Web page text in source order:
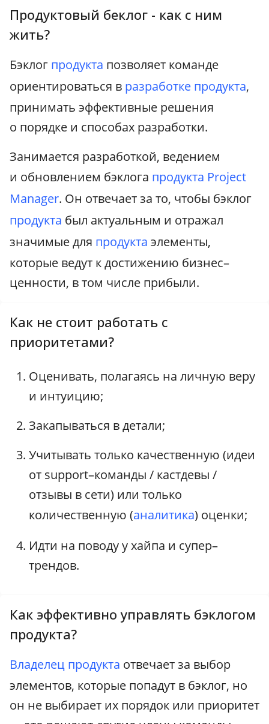
Продуктовый беклог - как с ним
жить?
Бэклог продукта позволяет команде
ориентироваться в разработке продукта,
принимать эффективные решения
о порядке и способах разработки.
Занимается разработкой, ведением
и обновлением бэклога продукта Project
Manager. Он отвечает за то, чтобы бэклог
продукта был актуальным и отражал
значимые для продукта элементы,
которые ведут к достижению бизнес–
ценности, в том числе прибыли.
Как не стоит работать с
приоритетами?
Оценивать, полагаясь на личную веру
и интуицию;
Закапываться в детали;
Учитывать только качественную (идеи
от support–команды / кастдевы /
отзывы в сети) или только
количественную (аналитика) оценки;
Идти на поводу у хайпа и супер–
трендов.
Как эффективно управлять бэклогом
продукта?
Владелец продукта отвечает за выбор
элементов, которые попадут в бэклог, но
он не выбирает их порядок или приоритет